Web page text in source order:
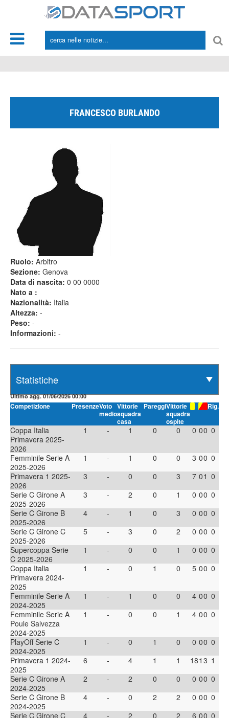
FRANCESCO BURLANDO
Ruolo: Arbitro
Sezione: Genova
Data di nascita: 0 00 0000
Nato a :
Nazionalità: Italia
Altezza: -
Peso: -
Informazioni: -
Ultimo agg. 01/06/2026 00:00
Competizione PresenzeVoto
medio
Vittorie
squadra
casa
PareggiVittorie
squadra
ospite
Rig.
Coppa Italia
Primavera 2025-
2026
1 - 1 0 0 0 00 0
Femminile Serie A
2025-2026
1 - 1 0 0 3 00 0
Primavera 1 2025-
2026
3 - 0 0 3 7 01 0
Serie C Girone A
2025-2026
3 - 2 0 1 0 00 0
Serie C Girone B
2025-2026
4 - 1 0 3 0 00 0
Serie C Girone C
2025-2026
5 - 3 0 2 0 00 0
Supercoppa Serie
C 2025-2026
1 - 0 0 1 0 00 0
Coppa Italia
Primavera 2024-
2025
1 - 0 1 0 5 00 0
Femminile Serie A
2024-2025
1 - 1 0 0 4 00 0
Femminile Serie A
Poule Salvezza
2024-2025
1 - 0 0 1 4 00 0
PlayOff Serie C
2024-2025
1 - 0 1 0 0 00 0
Primavera 1 2024-
2025
6 - 4 1 1 181 3 1
Serie C Girone A
2024-2025
2 - 2 0 0 0 00 0
Serie C Girone B
2024-2025
4 - 0 2 2 0 00 0
Serie C Girone C
4 - 2 0 2 6 00 0